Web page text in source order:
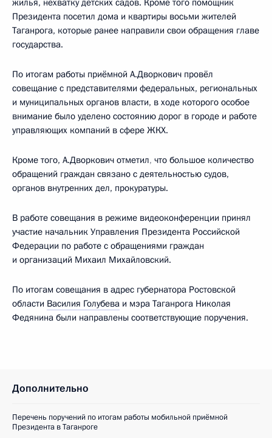
жилья, нехватку детских садов. Кроме того помощник
Президента посетил дома и квартиры восьми жителей
Таганрога, которые ранее направили свои обращения главе
государства.
По итогам работы приёмной А.Дворкович провёл
совещание с представителями федеральных, региональных
и муниципальных органов власти, в ходе которого особое
внимание было уделено состоянию дорог в городе и работе
управляющих компаний в сфере ЖКХ.
Кроме того, А.Дворкович отметил, что большое количество
обращений граждан связано с деятельностью судов,
органов внутренних дел, прокуратуры.
В работе совещания в режиме видеоконференции принял
участие начальник Управления Президента Российской
Федерации по работе с обращениями граждан
и организаций Михаил Михайловский.
По итогам совещания в адрес губернатора Ростовской
области Василия Голубева и мэра Таганрога Николая
Федянина были направлены соответствующие поручения.
Дополнительно
Перечень поручений по итогам работы мобильной приёмной
Президента в Таганроге